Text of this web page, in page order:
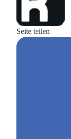
Seite teilen